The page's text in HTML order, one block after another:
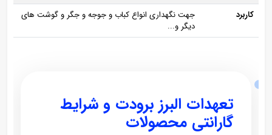
کاربرد
جهت نگهداری انواع کباب و جوجه و جگر و گوشت های
دیگر و...
تعهدات البرز برودت و شرایط
گارانتی محصولات